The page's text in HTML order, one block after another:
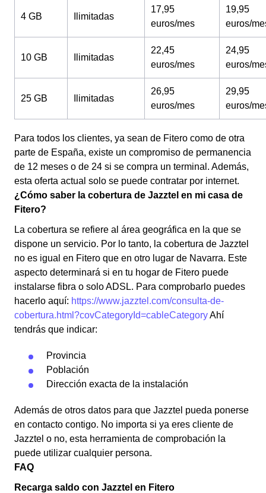
4 GB Ilimitadas
17,95
euros/mes
19,95
euros/
10 GB Ilimitadas
22,45
euros/mes
24,95
euros/
25 GB Ilimitadas
26,95
euros/mes
29,95
euros/
Para todos los clientes, ya sean de Fitero como de otra
parte de España, existe un compromiso de permanencia
de 12 meses o de 24 si se compra un terminal. Además,
esta oferta actual solo se puede contratar por internet.
¿Cómo saber la cobertura de Jazztel en mi casa de
Fitero?
La cobertura se refiere al área geográfica en la que se
dispone un servicio. Por lo tanto, la cobertura de Jazztel
no es igual en Fitero que en otro lugar de Navarra. Este
aspecto determinará si en tu hogar de Fitero puede
instalarse fibra o solo ADSL. Para comprobarlo puedes
hacerlo aquí: https://www.jazztel.com/consulta-de-
cobertura.html?covCategoryId=cableCategoryAhí
tendrás que indicar:
Provincia
Población
Dirección exacta de la instalación
Además de otros datos para que Jazztel pueda ponerse
en contacto contigo. No importa si ya eres cliente de
Jazztel o no, esta herramienta de comprobación la
puede utilizar cualquier persona.
FAQ
Recarga saldo con Jazztel en Fitero